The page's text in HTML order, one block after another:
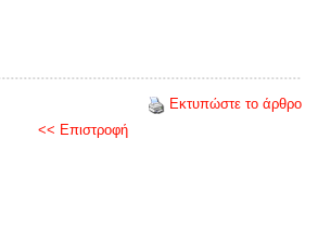
Εκτυπώστε το άρθρο
<< Επιστροφή